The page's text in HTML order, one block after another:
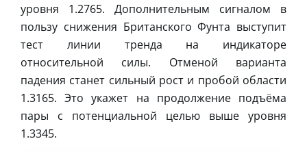
уровня 1.2765. Дополнительным сигналом в
пользу снижения Британского Фунта выступит
тест линии тренда на индикаторе
относительной силы. Отменой варианта
падения станет сильный рост и пробой области
1.3165. Это укажет на продолжение подъёма
пары с потенциальной целью выше уровня
1.3345.